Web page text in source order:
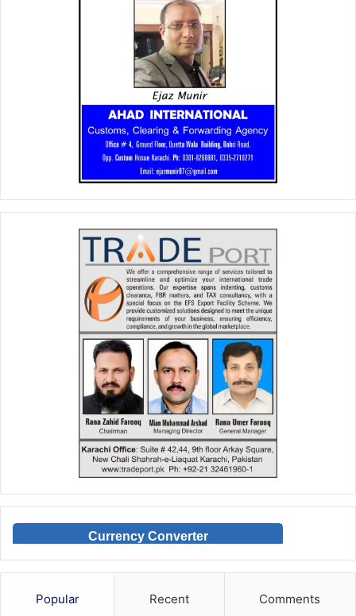
Currency Converter
Popular Recent Comments